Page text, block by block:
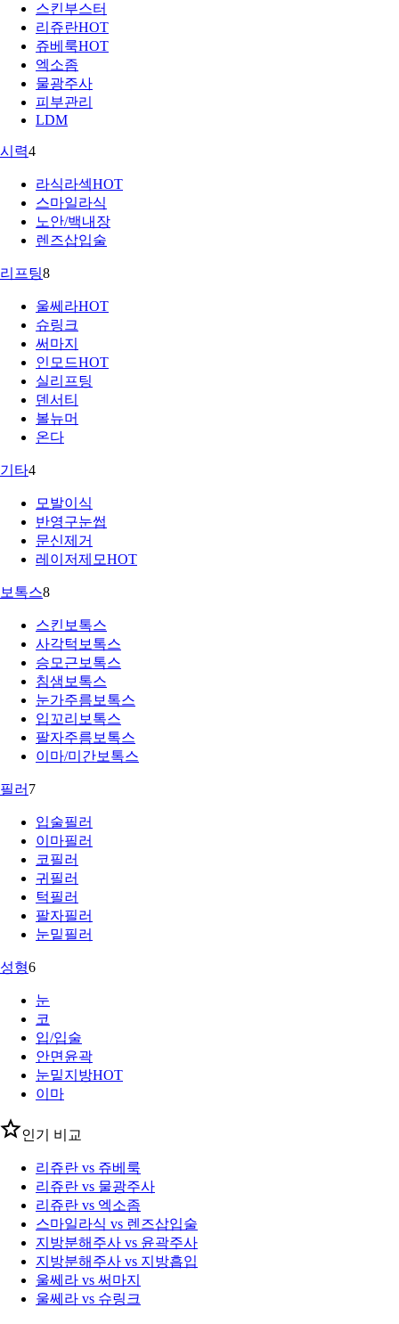
스킨부스터
리쥬란HOT
쥬베룩HOT
엑소좀
물광주사
피부관리
LDM
시력4
라식라섹HOT
스마일라식
노안/백내장
렌즈삽입술
리프팅8
울쎄라HOT
슈링크
써마지
인모드HOT
실리프팅
덴서티
볼뉴머
온다
기타4
모발이식
반영구눈썹
문신제거
레이저제모HOT
보톡스8
스킨보톡스
사각턱보톡스
승모근보톡스
침샘보톡스
눈가주름보톡스
입꼬리보톡스
팔자주름보톡스
이마/미간보톡스
필러 7
입술필러
이마필러
코필러
귀필러
턱필러
팔자필러
눈밑필러
성형6
눈
코
입/입술
안면윤곽
눈밑지방HOT
이마
인기 비교
리쥬란 vs 쥬베룩
리쥬란 vs 물광주사
리쥬란 vs 엑소좀
스마일라식 vs 렌즈삽입술
지방분해주사 vs 윤곽주사
지방분해주사 vs 지방흡입
울쎄라 vs 써마지
울쎄라 vs 슈링크